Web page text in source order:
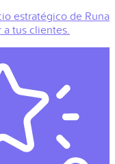
estratégico de Runa
a tus clientes.